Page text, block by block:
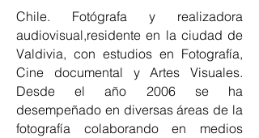
Chile. Fotógrafa y realizadora
audiovisual,residente en la ciudad de
Valdivia, con estudios en Fotografía,
Cine documental y Artes Visuales.
Desde el año 2006 se ha
desempeñado en diversas áreas de la
fotografía colaborando en medios